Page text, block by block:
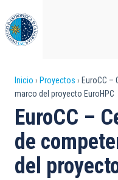
al
contenido
principal
Sobrescribir
enlaces
de
ayuda
a
Inicio Proyectos
EuroCC –
marco del proyecto EuroHPC
EuroCC –
de
del